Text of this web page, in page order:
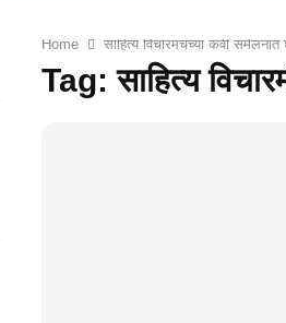
Home साहित्य विचारमंचच्या कवी
Tag: साहित्य